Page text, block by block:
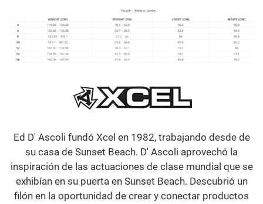
Ed D' Ascoli fundó Xcel en 1982, trabajando desde de
su casa de Sunset Beach. D' Ascoli aprovechó la
inspiración de las actuaciones de clase mundial que se
exhibían en su puerta en Sunset Beach. Descubrió un
filón en la oportunidad de crear y conectar productos